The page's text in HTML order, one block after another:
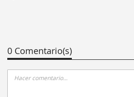
0 Comentario(s)